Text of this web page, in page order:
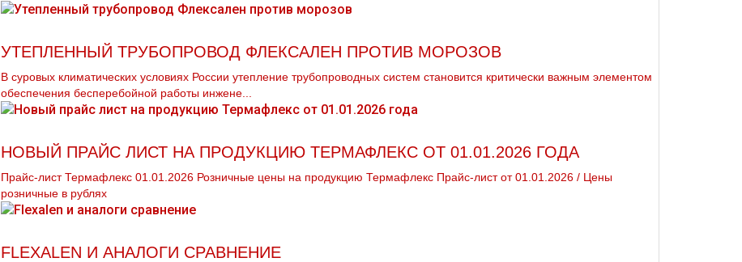
УТЕПЛЕННЫЙ ТРУБОПРОВОД ФЛЕКСАЛЕН ПРОТИВ МОРОЗОВ
В суровых климатических условиях России утепление трубопроводных систем становится критически важным элементом
обеспечения бесперебойной работы инжене...
НОВЫЙ ПРАЙС ЛИСТ НА ПРОДУКЦИЮ ТЕРМАФЛЕКС ОТ 01.01.2026 ГОДА
Прайс-лист Термафлекс 01.01.2026 Розничные цены на продукцию Термафлекс Прайс-лист от 01.01.2026 / Цены
розничные в рублях
FLEXALEN И АНАЛОГИ СРАВНЕНИЕ